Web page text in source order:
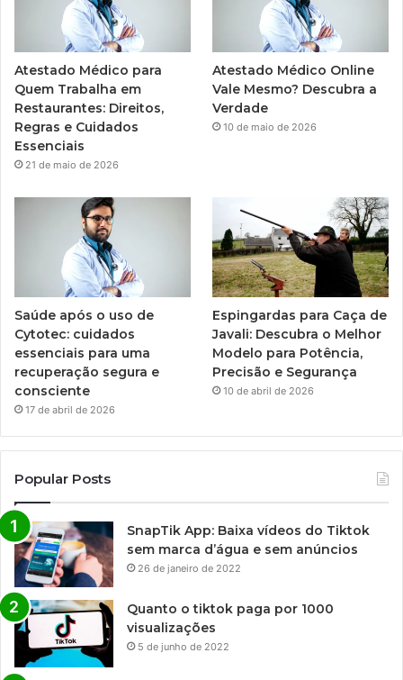
Atestado Médico para
Quem Trabalha em
Restaurantes: Direitos,
Regras e Cuidados
Essenciais
21 de maio de 2026
Atestado Médico Online
Vale Mesmo? Descubra a
Verdade
10 de maio de 2026
Saúde após o uso de
Cytotec: cuidados
essenciais para uma
recuperação segura e
consciente
17 de abril de 2026
Espingardas para Caça de
Javali: Descubra o Melhor
Modelo para Potência,
Precisão e Segurança
10 de abril de 2026
Popular Posts
SnapTik App: Baixa vídeos do Tiktok
sem marca d’água e sem anúncios
26 de janeiro de 2022
Quanto o tiktok paga por 1000
visualizações
5 de junho de 2022